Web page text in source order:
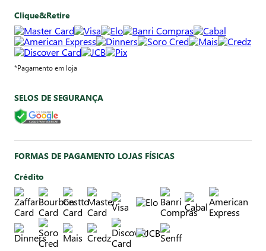
Clique&Retire
*Pagamento em loja
SELOS DE SEGURANÇA
FORMAS DE PAGAMENTO LOJAS FÍSICAS
Crédito